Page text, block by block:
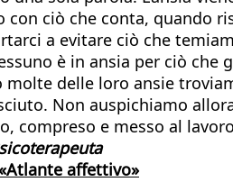
ciò che conta, quando
a evitare ciò che
è in ansia per ciò
molte delle loro ansie
Non auspichiamo
compreso e messo al
affettivo»